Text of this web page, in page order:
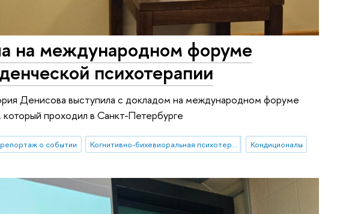
на международном форуме
психотерапии
Денисова выступила с докладом на международном форуме
проходил в Санкт-Петербурге
репортаж о событии Когнитивно-бихевиоральная психотерапия Кондиционалы